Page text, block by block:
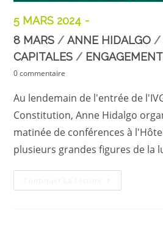
5 MARS 2024
8 MARS / ANNE HIDALGO /
CAPITALES /
0 commentaire
Au lendemain de l'entrée de
Constitution, Anne Hidalgo
matinée de conférences à
plusieurs grandes figures de la